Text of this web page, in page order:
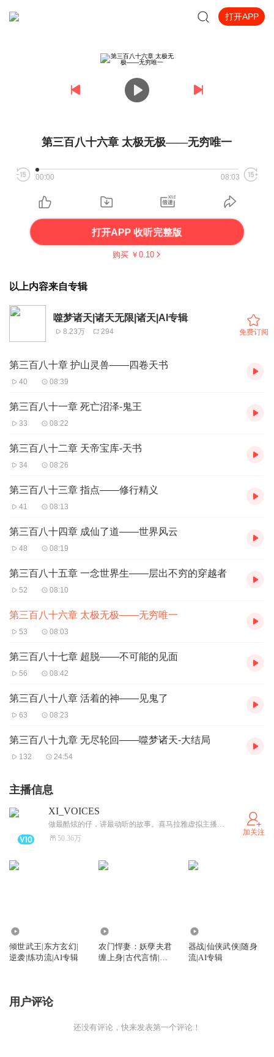
打开APP
第三百八十六章 太极无极——无穷唯一
00:00 08:03
打开APP 收听完整版
购买 ￥ 0.10
以上内容来自专辑
噬梦诸天|诸天无限|诸天|AI专辑
8.23万 294 免费订阅
第三百八十章 护山灵兽——四卷天书
40 08:39
第三百八十一章 死亡沼泽-鬼王
33 08:22
第三百八十二章 天帝宝库-天书
34 08:26
第三百八十三章 指点——修行精义
41 08:13
第三百八十四章 成仙了道——世界风云
48 08:19
第三百八十五章 一念世界生——层出不穷的穿越者
52 08:10
第三百八十六章 太极无极——无穷唯一
53 08:03
第三百八十七章 超脱——不可能的见面
56 08:42
第三百八十八章 活着的神——见鬼了
63 08:23
第三百八十九章 无尽轮回——噬梦诸天-大结局
132 24:54
主播信息
XI_VOICES
做最酷炫的仔，讲最动听的故事。喜马拉雅虚拟主播天团营业啦~
50.36万
加关注
倾世武王|东方玄幻|
逆袭|练功流|AI专辑
农门悍妻：妖孽夫君
缠上身|古代言情|经
器战|仙侠武侠|随身
流|AI专辑
用户评论
还没有评论，快来发表第一个评论！